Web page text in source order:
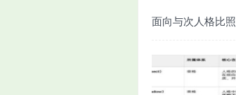
面向与次人格比照